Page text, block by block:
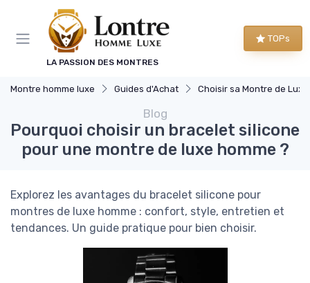
LA PASSION DES MONTRES
TOPs
Montre homme luxe Guides d'Achat Choisir sa Montre de Luxe
Blog
Pourquoi choisir un bracelet silicone
pour une montre de luxe homme ?
Explorez les avantages du bracelet silicone pour
montres de luxe homme : confort, style, entretien et
tendances. Un guide pratique pour bien choisir.
Panneau de gestion des cookies